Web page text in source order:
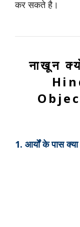
कर सकते है।
नाखून
1. आर्यों के पास